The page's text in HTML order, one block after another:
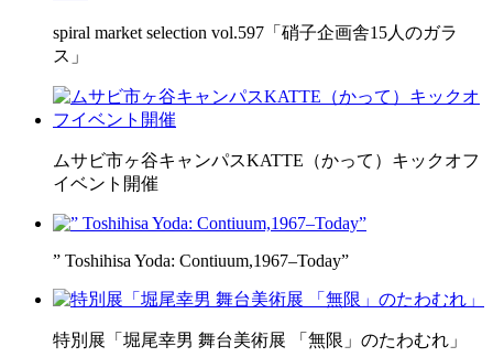
spiral market selection vol.597「硝子企画舎15人のガラ
ス」
ムサビ市ヶ谷キャンパスKATTE（かって）キックオフ
イベント開催
” Toshihisa Yoda: Contiuum,1967–Today”
特別展「堀尾幸男 舞台美術展 「無限」のたわむれ」